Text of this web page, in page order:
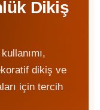
Dikiş
dikiş ve
için tercih